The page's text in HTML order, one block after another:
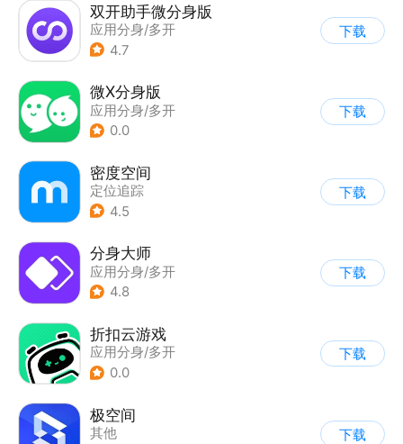
双开助手微分身版
应用分身/多开
4.7
下载
微X分身版
应用分身/多开
0.0
下载
密度空间
定位追踪
4.5
下载
分身大师
应用分身/多开
4.8
下载
折扣云游戏
应用分身/多开
0.0
下载
极空间
其他
下载